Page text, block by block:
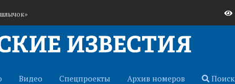
о беспилотниках
Видео Спецпроекты Архив номеров Поиск